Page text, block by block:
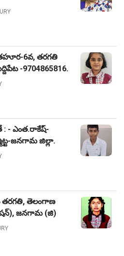
6వ, తరగతి
-9704865816.
- ఎంత.రాకేష్-
జనగామ జిల్లా.
తరగతి, తెలంగాణ
జనగామ (జి)